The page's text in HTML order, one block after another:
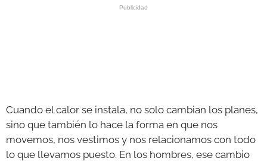
Cuando el calor se instala, no solo cambian los planes,
sino que también lo hace la forma en que nos
movemos, nos vestimos y nos relacionamos con todo
lo que llevamos puesto. En los hombres, ese cambio